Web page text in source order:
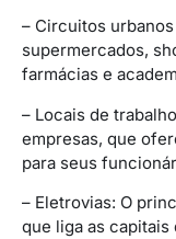
– Circuitos
supermercados,
farmácias e
– Locais de
empresas, que
para seus
– Eletrovias: O
que liga as capitais